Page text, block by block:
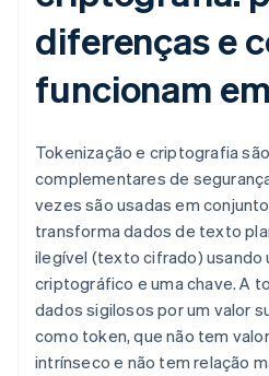
diferenças e
funcionam
Tokenização e criptografia
complementares de
vezes são usadas em
transforma dados de texto
ilegível (texto cifrado) usando
criptográfico e uma chave. A
dados sigilosos por um valor
como token, que não tem
intrínseco e não tem relação